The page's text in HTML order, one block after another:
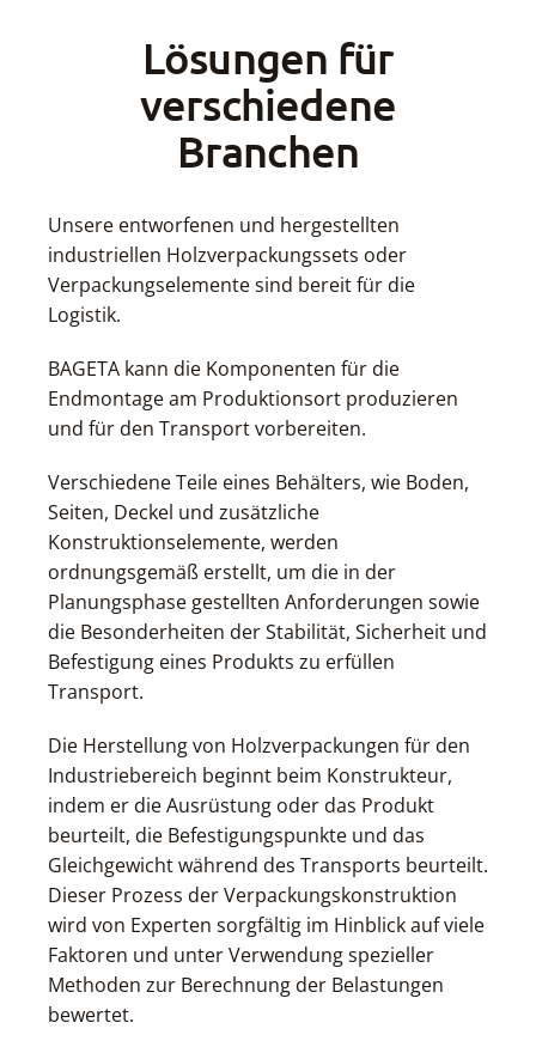
Lösungen für
verschiedene
Branchen
Unsere entworfenen und hergestellten
industriellen Holzverpackungssets oder
Verpackungselemente sind bereit für die
Logistik.
BAGETA kann die Komponenten für die
Endmontage am Produktionsort produzieren
und für den Transport vorbereiten.
Verschiedene Teile eines Behälters, wie Boden,
Seiten, Deckel und zusätzliche
Konstruktionselemente, werden
ordnungsgemäß erstellt, um die in der
Planungsphase gestellten Anforderungen sowie
die Besonderheiten der Stabilität, Sicherheit und
Befestigung eines Produkts zu erfüllen
Transport.
Die Herstellung von Holzverpackungen für den
Industriebereich beginnt beim Konstrukteur,
indem er die Ausrüstung oder das Produkt
beurteilt, die Befestigungspunkte und das
Gleichgewicht während des Transports beurteilt.
Dieser Prozess der Verpackungskonstruktion
wird von Experten sorgfältig im Hinblick auf viele
Faktoren und unter Verwendung spezieller
Methoden zur Berechnung der Belastungen
bewertet.